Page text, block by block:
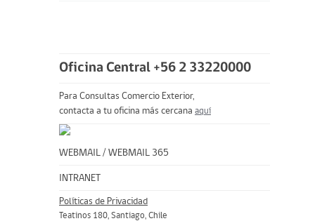
Oficina Central +56 2 33220000
Para Consultas Comercio Exterior,
contacta a tu oficina más cercana aquí
WEBMAIL / WEBMAIL 365
INTRANET
Políticas de Privacidad
Teatinos 180, Santiago, Chile